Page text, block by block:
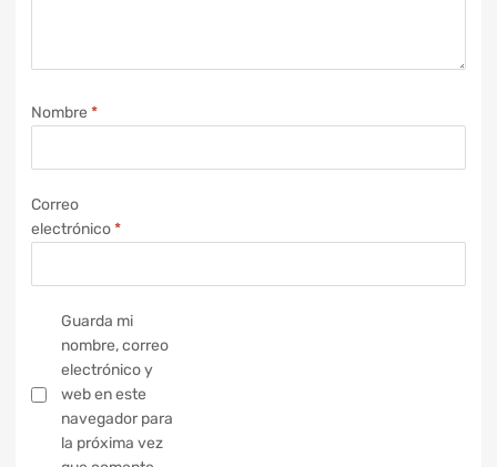
Nombre *
Correo
electrónico*
Guarda mi
nombre, correo
electrónico y
web en este
navegador para
la próxima vez